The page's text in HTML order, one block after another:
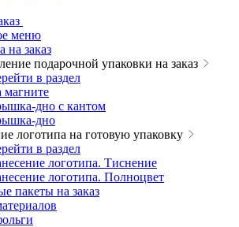
меню
на заказ
подарочной упаковки на заказ
в раздел
магните
дно с кантом
дно
логотипа на готовую упаковку
в раздел
логотипа. Тиснение
логотипа. Полноцвет
пакеты на заказ